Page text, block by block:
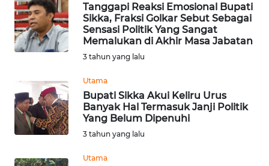
Tanggapi Reaksi Emosional Bupati
Sikka, Fraksi Golkar Sebut Sebagai
Sensasi Politik Yang Sangat
Memalukan di Akhir Masa Jabatan
3 tahun yang lalu
Utama
Bupati Sikka Akui Keliru Urus
Banyak Hal Termasuk Janji Politik
Yang Belum Dipenuhi
3 tahun yang lalu
Utama
REDAKSI
KARIR
DISCLAIMER
Wahana
News